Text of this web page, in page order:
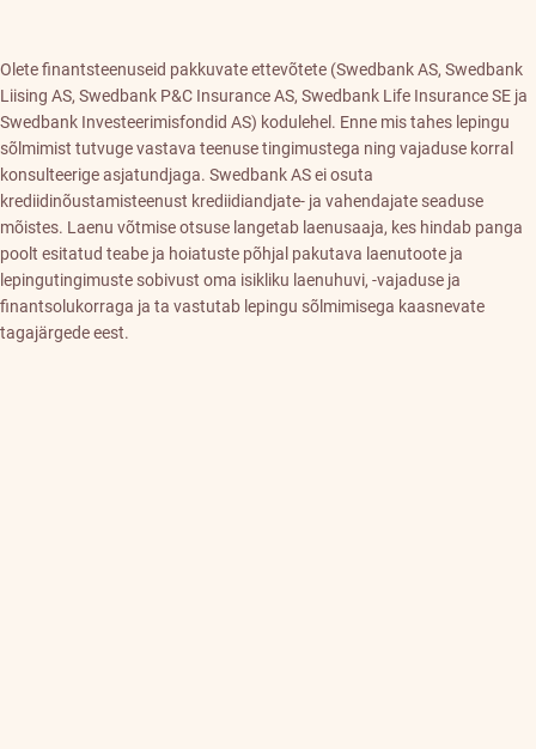
Olete finantsteenuseid pakkuvate ettevõtete (Swedbank AS, Swedbank
Liising AS, Swedbank P&C Insurance AS, Swedbank Life Insurance SE ja
Swedbank Investeerimisfondid AS) kodulehel. Enne mis tahes lepingu
sõlmimist tutvuge vastava teenuse tingimustega ning vajaduse korral
konsulteerige asjatundjaga. Swedbank AS ei osuta
krediidinõustamisteenust krediidiandjate- ja vahendajate seaduse
mõistes. Laenu võtmise otsuse langetab laenusaaja, kes hindab panga
poolt esitatud teabe ja hoiatuste põhjal pakutava laenutoote ja
lepingutingimuste sobivust oma isikliku laenuhuvi, -vajaduse ja
finantsolukorraga ja ta vastutab lepingu sõlmimisega kaasnevate
tagajärgede eest.